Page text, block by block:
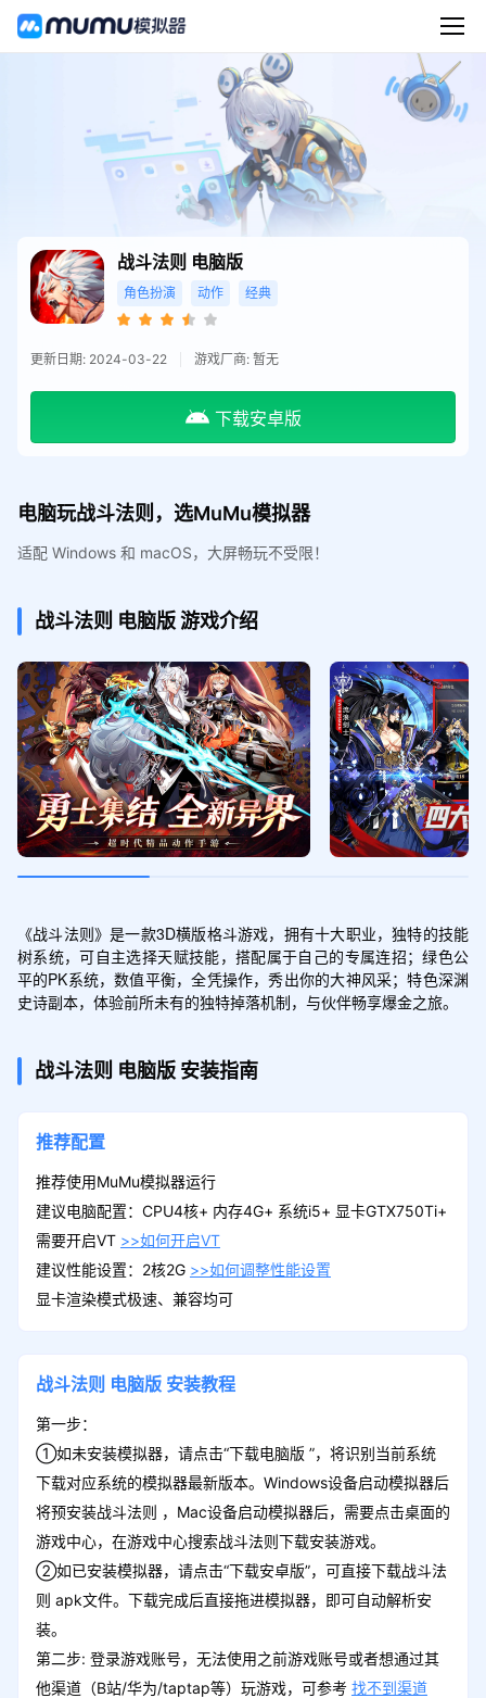
战斗法则 电脑版
角色扮演 动作 经典
更新日期: 2024-03-22 游戏厂商: 暂无
下载安卓版
电脑玩战斗法则，选MuMu模拟器
适配 Windows 和 macOS，大屏畅玩不受限！
战斗法则 电脑版游戏介绍
《战斗法则》是一款3D横版格斗游戏，拥有十大职业，独特的技能
树系统，可自主选择天赋技能，搭配属于自己的专属连招；绿色公
平的PK系统，数值平衡，全凭操作，秀出你的大神风采；特色深渊
史诗副本，体验前所未有的独特掉落机制，与伙伴畅享爆金之旅。
战斗法则 电脑版 安装指南
推荐配置
推荐使用MuMu模拟器运行
建议电脑配置：CPU4核+ 内存4G+ 系统i5+ 显卡GTX750Ti+
需要开启VT >>如何开启VT
建议性能设置：2核2G >>如何调整性能设置
显卡渲染模式极速、兼容均可
战斗法则 电脑版 安装教程
第一步：
①如未安装模拟器，请点击“下载电脑版 ”，将识别当前系统
下载对应系统的模拟器最新版本。Windows设备启动模拟器后
将预安装战斗法则 ，Mac设备启动模拟器后，需要点击桌面的
游戏中心，在游戏中心搜索战斗法则下载安装游戏。
②如已安装模拟器，请点击“下载安卓版”，可直接下载战斗法
则 apk文件。下载完成后直接拖进模拟器，即可自动解析安
装。
第二步: 登录游戏账号，无法使用之前游戏账号或者想通过其
他渠道（B站/华为/taptap等）玩游戏，可参考 找不到渠道